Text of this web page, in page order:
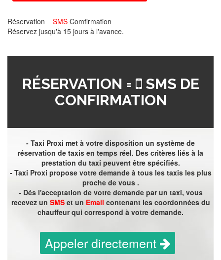
Réservation = SMS Comfirmation
Réservez jusqu'à 15 jours à l'avance.
RÉSERVATION =
SMS DE
CONFIRMATION
- Taxi Proxi met à votre disposition un système de
réservation de taxis en temps réel. Des critères liés à la
prestation du taxi peuvent être spécifiés.
- Taxi Proxi propose votre demande à tous les taxis les plus
proche de vous .
- Dés l'acceptation de votre demande par un taxi, vous
recevez un SMSet un Email contenant les coordonnées du
chauffeur qui correspond à votre demande.
Appeler directement